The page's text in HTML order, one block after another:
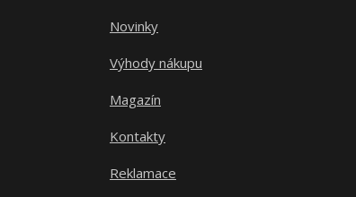
Novinky
Výhody nákupu
Magazín
Kontakty
Reklamace